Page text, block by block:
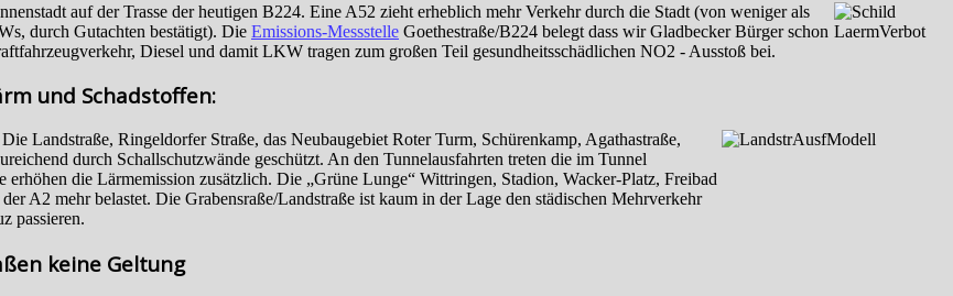
auf der Trasse der heutigen B224. Eine A52 zieht erheblich mehr Verkehr durch die Stadt (von weniger als
durch Gutachten bestätigt). Die Emissions-Messstelle Goethestraße/B224 belegt dass wir Gladbecker Bürger schon
Diesel und damit LKW tragen zum großen Teil gesundheitsschädlichen NO2 - Ausstoß bei.
und Schadstoffen:
Die Landstraße, Ringeldorfer Straße, das Neubaugebiet Roter Turm, Schürenkamp, Agathastraße,
durch Schallschutzwände geschützt. An den Tunnelausfahrten treten die im Tunnel
erhöhen die Lärmemission zusätzlich. Die „Grüne Lunge“ Wittringen, Stadion, Wacker-Platz, Freibad
A2 mehr belastet. Die Grabensraße/Landstraße ist kaum in der Lage den städischen Mehrverkehr
passieren.
keine Geltung